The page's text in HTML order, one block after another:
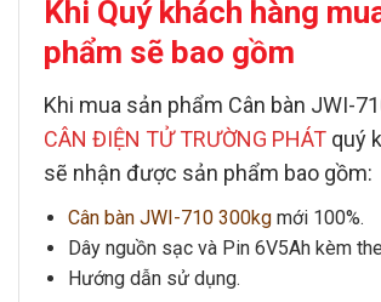
Khi Quý khách hàng
phẩm sẽ bao gồm
Khi mua sản phẩm Cân bàn JWI-
CÂN ĐIỆN TỬ TRƯỜNG PHÁT quý
sẽ nhận được sản phẩm bao gồm:
Cân bàn JWI-710 300kg mới 100%.
Dây nguồn sạc và Pin 6V5Ah kèm
Hướng dẫn sử dụng.